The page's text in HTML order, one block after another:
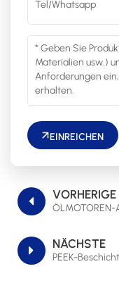
EINREICHEN
VORHERIGE
ÖLMOTOREN-
NÄCHSTE
PEEK-